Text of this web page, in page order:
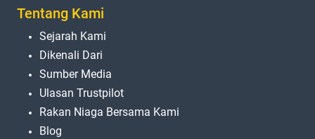
Tentang Kami
Sejarah Kami
Dikenali Dari
Sumber Media
Ulasan Trustpilot
Rakan Niaga Bersama Kami
Blog